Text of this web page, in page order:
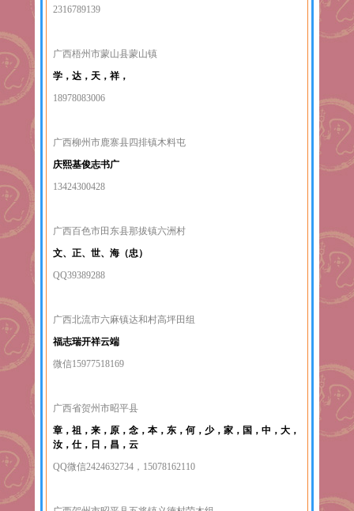
2316789139
广西梧州市蒙山县蒙山镇
学，达，天，祥，
18978083006
广西柳州市鹿寨县四排镇木料屯
庆熙基俊志书广
13424300428
广西百色市田东县那拔镇六洲村
文、正、世、海（忠）
QQ39389288
广西北流市六麻镇达和村高坪田组
福志瑞开祥云端
微信15977518169
广西省贺州市昭平县
章，祖，来，原，念，本，东，何，少，家，国，中，大，
汝，仕，日，昌，云
QQ微信2424632734，15078162110